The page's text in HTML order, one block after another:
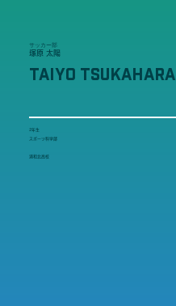
サッカー部
塚原 太陽
TAIYO TSUKAHARA
2年生
スポーツ科学部
浦和北高校